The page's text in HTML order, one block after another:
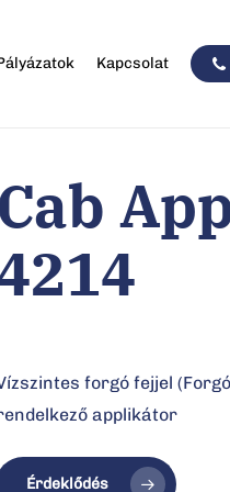
Kapcsolat
forgó fejjel
applikátor
Érdeklődés